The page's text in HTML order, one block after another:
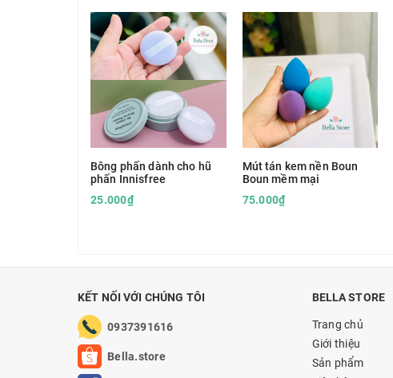
Bông phấn dành cho hũ
phấn Innisfree
25.000₫
Mút tán kem nền Boun
Boun mềm mại
75.000₫
KẾT NỐI VỚI CHÚNG TÔI
0937391616
Bella.store
BELLA STORE
Trang chủ
Giới thiệu
Sản phẩm